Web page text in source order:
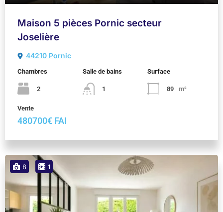
Maison 5 pièces Pornic secteur
Joselière
44210 Pornic
Chambres
2
Salle de bains
1
Surface
89 m²
Vente
480700€ FAI
8 1